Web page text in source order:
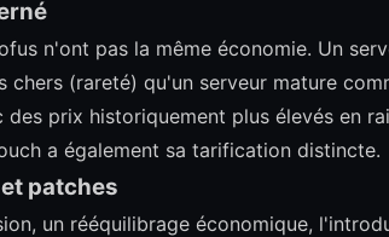
n'ont pas la même économie. Un
chers (rareté) qu'un serveur mature
des prix historiquement plus élevés en
a également sa tarification distincte.
patches
un rééquilibrage économique,